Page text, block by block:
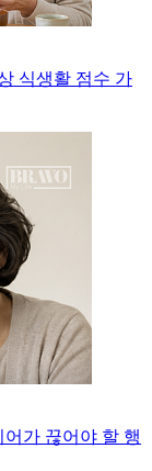
식생활 점수 가
어가 끊어야 할 행